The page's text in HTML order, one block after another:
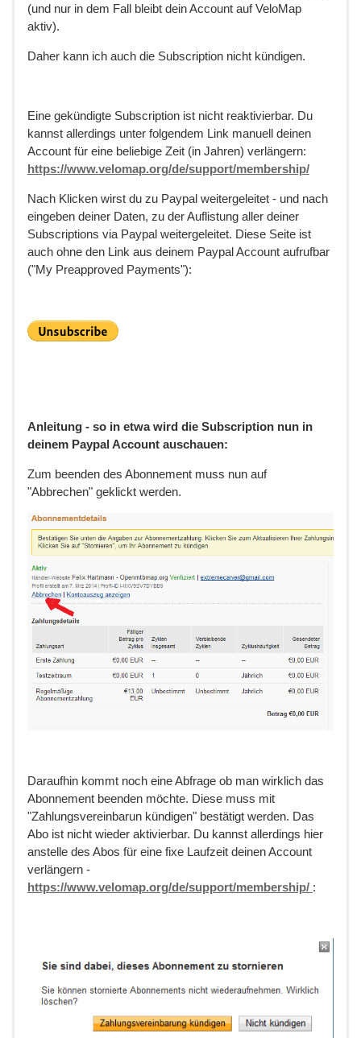
(und nur in dem Fall bleibt dein Account auf VeloMap
aktiv).
Daher kann ich auch die Subscription nicht kündigen.
Eine gekündigte Subscription ist nicht reaktivierbar. Du
kannst allerdings unter folgendem Link manuell deinen
Account für eine beliebige Zeit (in Jahren) verlängern:
https://www.velomap.org/de/support/membership/
Nach Klicken wirst du zu Paypal weitergeleitet - und nach
eingeben deiner Daten, zu der Auflistung aller deiner
Subscriptions via Paypal weitergeleitet. Diese Seite ist
auch ohne den Link aus deinem Paypal Account aufrufbar
("My Preapproved Payments"):
Anleitung - so in etwa wird die Subscription nun in
deinem Paypal Account auschauen:
Zum beenden des Abonnement muss nun auf
"Abbrechen" geklickt werden.
Daraufhin kommt noch eine Abfrage ob man wirklich das
Abonnement beenden möchte. Diese muss mit
"Zahlungsvereinbarun kündigen" bestätigt werden. Das
Abo ist nicht wieder aktivierbar. Du kannst allerdings hier
anstelle des Abos für eine fixe Laufzeit deinen Account
verlängern -
https://www.velomap.org/de/support/membership/ :